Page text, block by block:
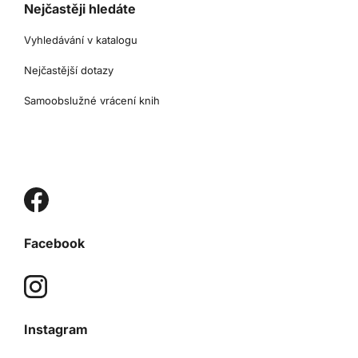
Nejčastěji hledáte
Vyhledávání v katalogu
Nejčastější dotazy
Samoobslužné vrácení knih
Facebook
Instagram